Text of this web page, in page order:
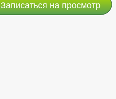
Записаться на просмотр